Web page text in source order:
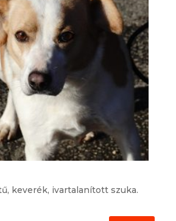
keverék, ivartalanított szuka.